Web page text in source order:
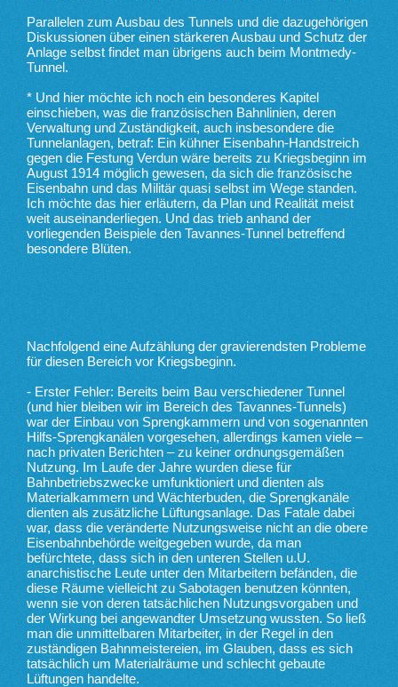
Parallelen zum Ausbau des Tunnels und die dazugehörigen
Diskussionen über einen stärkeren Ausbau und Schutz der
Anlage selbst findet man übrigens auch beim Montmedy-
Tunnel.
* Und hier möchte ich noch ein besonderes Kapitel
einschieben, was die französischen Bahnlinien, deren
Verwaltung und Zuständigkeit, auch insbesondere die
Tunnelanlagen, betraf: Ein kühner Eisenbahn-Handstreich
gegen die Festung Verdun wäre bereits zu Kriegsbeginn im
August 1914 möglich gewesen, da sich die französische
Eisenbahn und das Militär quasi selbst im Wege standen.
Ich möchte das hier erläutern, da Plan und Realität meist
weit auseinanderliegen. Und das trieb anhand der
vorliegenden Beispiele den Tavannes-Tunnel betreffend
besondere Blüten.
Nachfolgend eine Aufzählung der gravierendsten Probleme
für diesen Bereich vor Kriegsbeginn.
- Erster Fehler: Bereits beim Bau verschiedener Tunnel
(und hier bleiben wir im Bereich des Tavannes-Tunnels)
war der Einbau von Sprengkammern und von sogenannten
Hilfs-Sprengkanälen vorgesehen, allerdings kamen viele –
nach privaten Berichten – zu keiner ordnungsgemäßen
Nutzung. Im Laufe der Jahre wurden diese für
Bahnbetriebszwecke umfunktioniert und dienten als
Materialkammern und Wächterbuden, die Sprengkanäle
dienten als zusätzliche Lüftungsanlage. Das Fatale dabei
war, dass die veränderte Nutzungsweise nicht an die obere
Eisenbahnbehörde weitgegeben wurde, da man
befürchtete, dass sich in den unteren Stellen u.U.
anarchistische Leute unter den Mitarbeitern befänden, die
diese Räume vielleicht zu Sabotagen benutzen könnten,
wenn sie von deren tatsächlichen Nutzungsvorgaben und
der Wirkung bei angewandter Umsetzung wussten. So ließ
man die unmittelbaren Mitarbeiter, in der Regel in den
zuständigen Bahnmeistereien, im Glauben, dass es sich
tatsächlich um Materialräume und schlecht gebaute
Lüftungen handelte.